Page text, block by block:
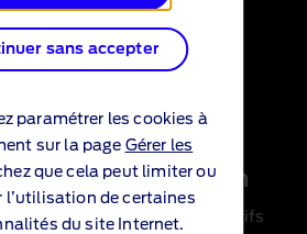
sans accepter
paramétrer les cookies à
sur la page Gérer les
que cela peut limiter ou
l’utilisation de certaines
du site Internet.
IONITY
+ IONITY Premium
pour bénéficier de tarifs